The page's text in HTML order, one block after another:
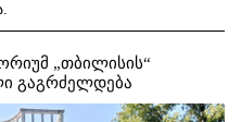
„თბილისის“
გაგრძელდება